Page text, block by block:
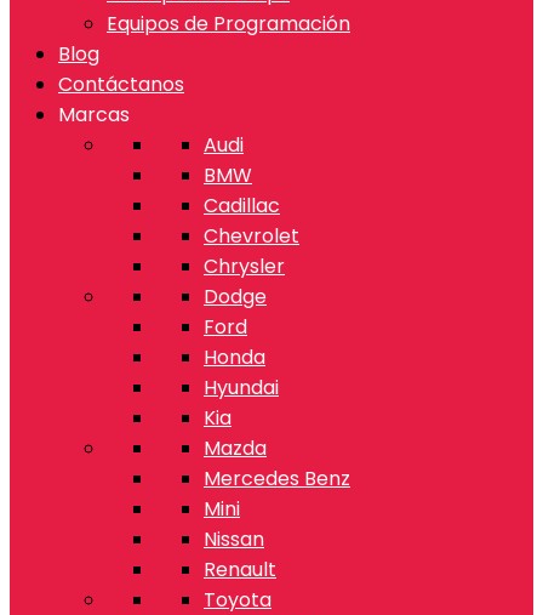
Equipos de Programación
Blog
Contáctanos
Marcas
Audi
BMW
Cadillac
Chevrolet
Chrysler
Dodge
Ford
Honda
Hyundai
Kia
Mazda
Mercedes Benz
Mini
Nissan
Renault
Toyota